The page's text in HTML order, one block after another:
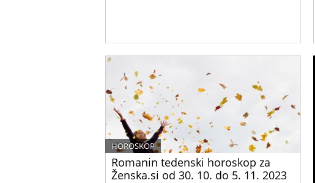
Romanin tedenski horoskop za
Ženska.si od 30. 10. do 5. 11. 2023
HOROSKOP